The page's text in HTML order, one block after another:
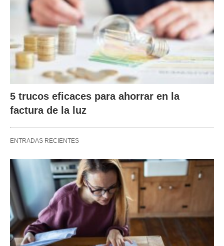
5 trucos eficaces para ahorrar en la
factura de la luz
ENTRADAS RECIENTES